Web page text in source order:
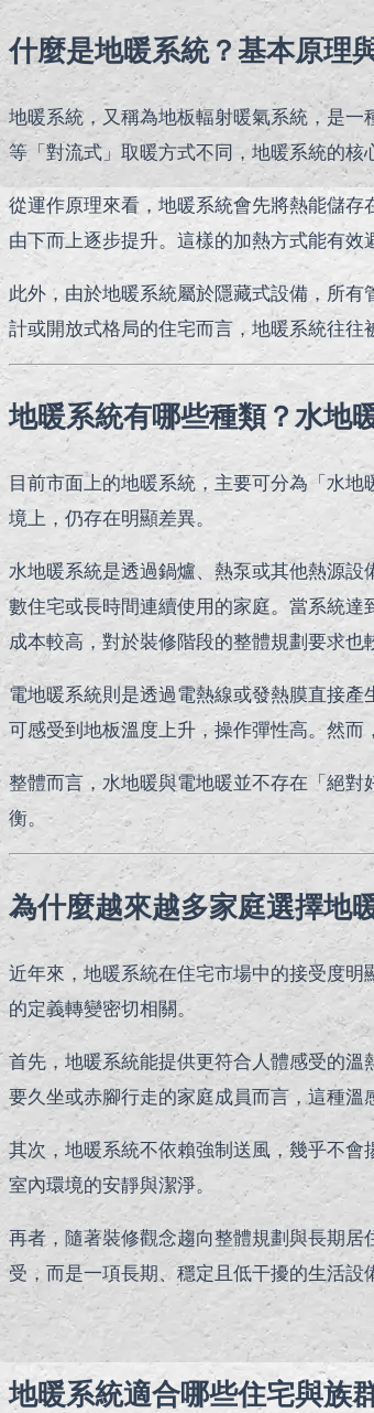
什麼是地暖系統？基本原理
地暖系統，又稱為地板輻射暖氣系統，是
等「對流式」取暖方式不同，地暖系統的
從運作原理來看，地暖系統會先將熱能儲
由下而上逐步提升。這樣的加熱方式能有
此外，由於地暖系統屬於隱藏式設備，所
計或開放式格局的住宅而言，地暖系統往
地暖系統有哪些種類？水地
目前市面上的地暖系統，主要可分為「水
境上，仍存在明顯差異。
水地暖系統是透過鍋爐、熱泵或其他熱源
數住宅或長時間連續使用的家庭。當系統
成本較高，對於裝修階段的整體規劃要求也
電地暖系統則是透過電熱線或發熱膜直接
可感受到地板溫度上升，操作彈性高。然而
整體而言，水地暖與電地暖並不存在「絕
衡。
為什麼越來越多家庭選擇地
近年來，地暖系統在住宅市場中的接受度
的定義轉變密切相關。
首先，地暖系統能提供更符合人體感受的
要久坐或赤腳行走的家庭成員而言，這種溫
其次，地暖系統不依賴強制送風，幾乎不
室內環境的安靜與潔淨。
再者，隨著裝修觀念趨向整體規劃與長期
受，而是一項長期、穩定且低干擾的生活設
地暖系統適合哪些住宅與族